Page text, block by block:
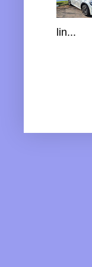
lin...